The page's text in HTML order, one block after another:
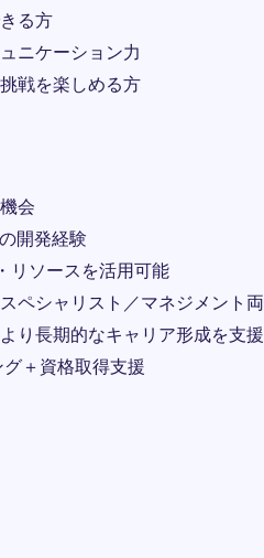
る方
ニケーション力
戦を楽しめる方
会
開発経験
リソースを活用可能
ペシャリスト／マネジメント
り長期的なキャリア形成を支援
＋資格取得支援